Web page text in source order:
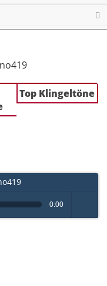
Top Klingeltöne
0:00